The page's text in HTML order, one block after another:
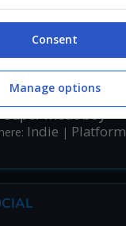
Super meat boy
Indie | Platform
Consent
Manage options